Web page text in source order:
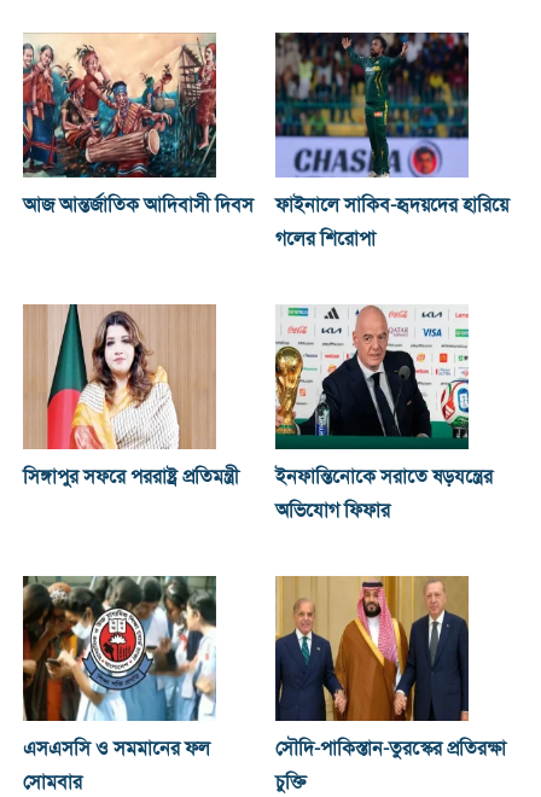
আজ আন্তর্জাতিক আদিবাসী দিবস
ফাইনালে সাকিব-হৃদয়দের হারিয়ে
গলের শিরোপা
সিঙ্গাপুর সফরে পররাষ্ট্র প্রতিমন্ত্রী
ইনফান্তিনোকে সরাতে ষড়যন্ত্রের
অভিযোগ ফিফার
এসএসসি ও সমমানের ফল
সোমবার
সৌদি-পাকিস্তান-তুরস্কের প্রতিরক্ষা
চুক্তি